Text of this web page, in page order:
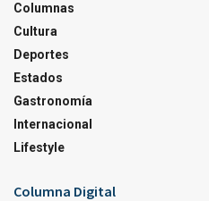
Columnas
Cultura
Deportes
Estados
Gastronomía
Internacional
Lifestyle
Columna Digital